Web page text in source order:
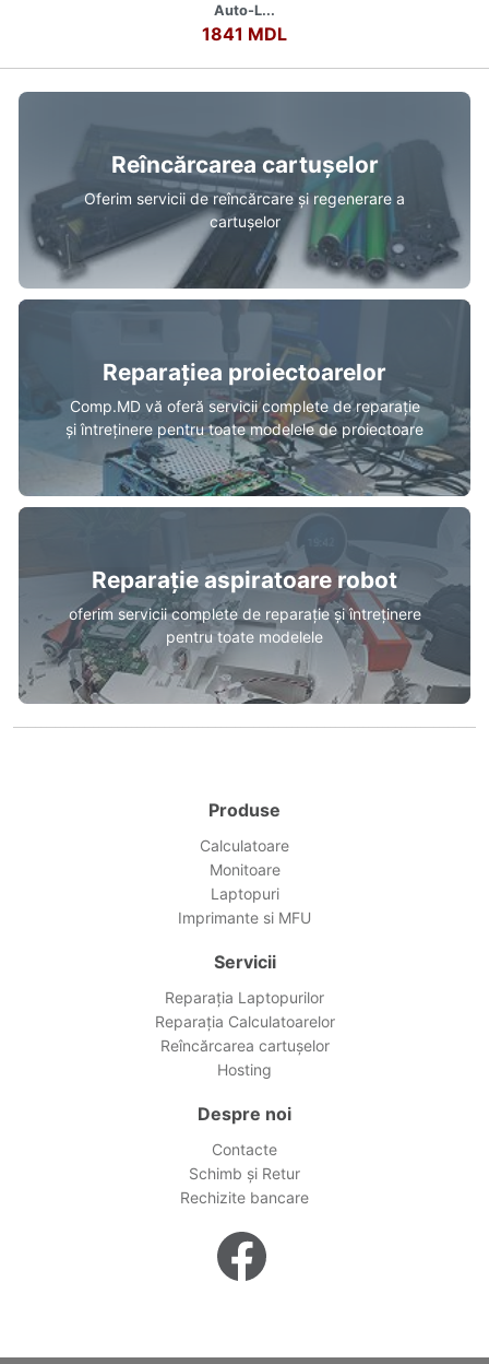
Auto-L...
1841 MDL
Reîncărcarea cartușelor
Oferim servicii de reîncărcare și regenerare a
cartușelor
Reparațiea proiectoarelor
Comp.MD vă oferă servicii complete de reparație
și întreținere pentru toate modelele de proiectoare
Reparație aspiratoare robot
oferim servicii complete de reparație și întreținere
pentru toate modelele
Produse
Calculatoare
Monitoare
Laptopuri
Imprimante si MFU
Servicii
Reparația Laptopurilor
Reparația Calculatoarelor
Reîncărcarea cartușelor
Hosting
Despre noi
Contacte
Schimb și Retur
Rechizite bancare